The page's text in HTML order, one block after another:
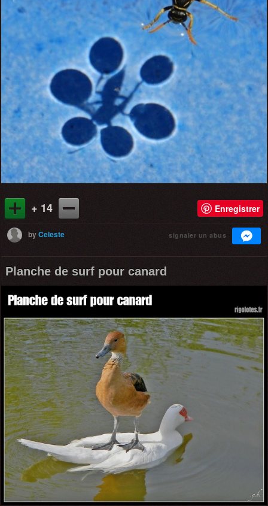
+ 14 Enregistrer
byCeleste signaler un abus
Planche de surf pour canard